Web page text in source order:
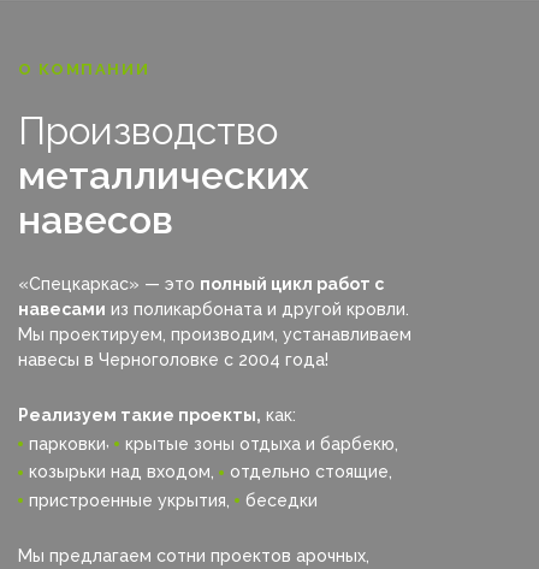
О КОМПАНИИ
Производство
металлических
навесов
«Спецкаркас» — это полный цикл работ с
навесами из поликарбоната и другой кровли.
Мы проектируем, производим, устанавливаем
навесы в Черноголовке с 2004 года!
Реализуем такие проекты, как:
парковки
крытые зоны отдыха и барбекю,
козырьки над входом,
отдельно стоящие,
пристроенные укрытия,
беседки
Мы предлагаем сотни проектов арочных,